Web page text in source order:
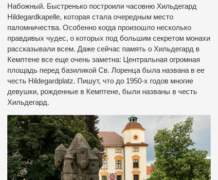
Набожный. Быстренько построили часовню Хильдегард
Hildegardkapelle, которая стала очередным место
паломничества. Особенно когда произошло несколько
правдивых чудес, о которых под большим секретом монахи
рассказывали всем. Даже сейчас память о Хильдегард в
Кемптене все еще очень заметна: Центральная огромная
площадь перед базиликой Св. Лоренца была названа в ее
честь Hildegardplatz. Пишут, что до 1950-х годов многие
девушки, рожденные в Кемптене, были названы в честь
Хильдегард.